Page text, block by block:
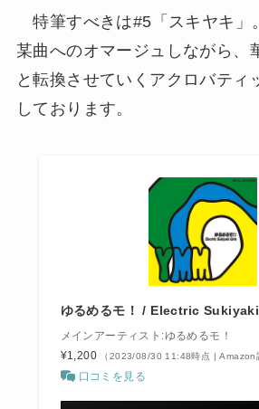
特筆すべきは#5「スキヤキ」
某曲へのオマージュしながら、
と転換させていくアクロバティ
しております。
ゆるめるモ！ / Electric
メインアーティスト:ゆるめるモ！
¥1,200
（2023/08/30 11:48時点 | Amazon
口コミを見る